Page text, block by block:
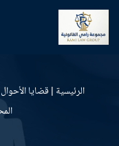
تخطى
الرئيسية |قضايا